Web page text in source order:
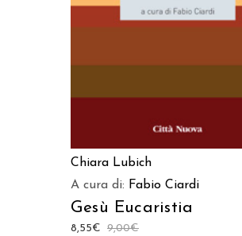
Chiara Lubich
A cura di: Fabio Ciardi
Gesù Eucaristia
9,00€
8,55€